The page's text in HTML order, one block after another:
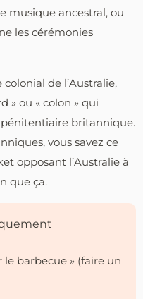
musique ancestral, ou
les cérémonies
colonial de l’Australie,
» ou « colon » qui
britannique.
vous savez ce
opposant l’Australie à
que ça.
barbecue » (faire un